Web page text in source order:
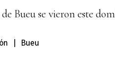
Bueu se vieron este
| Bueu